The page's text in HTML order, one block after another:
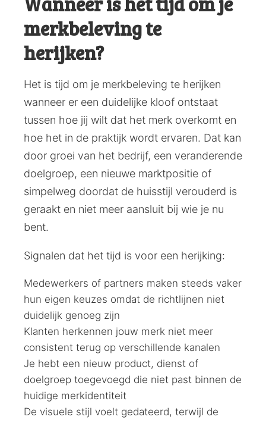
merkbeleving te
herijken?
Het is tijd om je merkbeleving te herijken
wanneer er een duidelijke kloof ontstaat
tussen hoe jij wilt dat het merk overkomt en
hoe het in de praktijk wordt ervaren. Dat kan
door groei van het bedrijf, een veranderende
doelgroep, een nieuwe marktpositie of
simpelweg doordat de huisstijl verouderd is
geraakt en niet meer aansluit bij wie je nu
bent.
Signalen dat het tijd is voor een herijking:
Medewerkers of partners maken steeds vaker
hun eigen keuzes omdat de richtlijnen niet
duidelijk genoeg zijn
Klanten herkennen jouw merk niet meer
consistent terug op verschillende kanalen
Je hebt een nieuw product, dienst of
doelgroep toegevoegd die niet past binnen de
huidige merkidentiteit
De visuele stijl voelt gedateerd, terwijl de